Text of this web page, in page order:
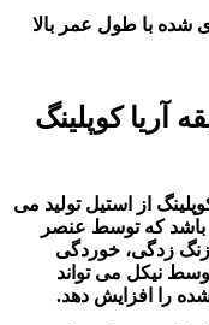
شده با طول عمر بالا
آریا کوپلینگ
از استیل تولید می
که توسط عنصر
زنگ زدگی، خوردگی
نیکل می تواند
را افزایش دهد.